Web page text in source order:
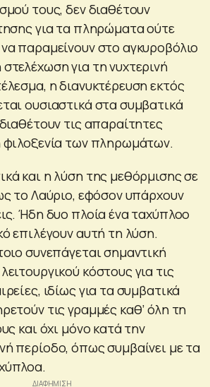
τους, δεν διαθέτουν
για τα πληρώματα ούτε
παραμείνουν στο αγκυροβόλιο
για τη νυχτερινή
η διανυκτέρευση εκτός
ουσιαστικά στα συμβατικά
τις απαραίτητες
φιλοξενία των πληρωμάτων.
και η λύση της μεθόρμισης σε
το Λαύριο, εφόσον υπάρχουν
Ήδη δυο πλοία ένα ταχύπλοο
επιλέγουν αυτή τη λύση.
συνεπάγεται σημαντική
κόστους για τις
ιδίως για τα συμβατικά
τις γραμμές καθ’ όλη τη
και όχι μόνο κατά την
περίοδο, όπως συμβαίνει με τα